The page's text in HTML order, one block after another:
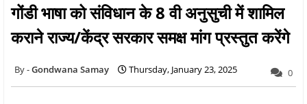
गोंडी भाषा को संविधान के 8 वी अनुसुची में शामिल
कराने राज्य/केंद्र सरकार समक्ष मांग प्रस्तुत करेंगे
Gondwana Samay Thursday, January 23, 2025 0